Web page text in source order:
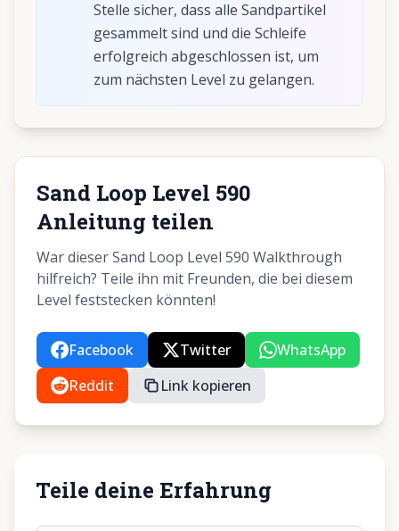
Stelle sicher, dass alle Sandpartikel
gesammelt sind und die Schleife
erfolgreich abgeschlossen ist, um
zum nächsten Level zu gelangen.
Sand Loop Level 590
Anleitung teilen
War dieser Sand Loop Level 590 Walkthrough
hilfreich? Teile ihn mit Freunden, die bei diesem
Level feststecken könnten!
Facebook Twitter
WhatsApp
Reddit
Link kopieren
Teile deine Erfahrung